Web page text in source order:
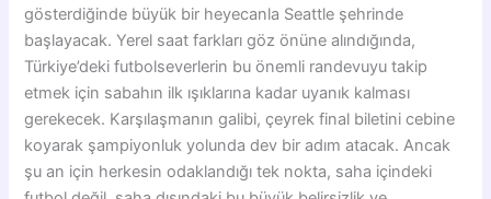
gösterdiğinde büyük bir heyecanla Seattle şehrinde
başlayacak. Yerel saat farkları göz önüne alındığında,
Türkiye’deki futbolseverlerin bu önemli randevuyu takip
etmek için sabahın ilk ışıklarına kadar uyanık kalması
gerekecek. Karşılaşmanın galibi, çeyrek final biletini cebine
koyarak şampiyonluk yolunda dev bir adım atacak. Ancak
şu an için herkesin odaklandığı tek nokta, saha içindeki